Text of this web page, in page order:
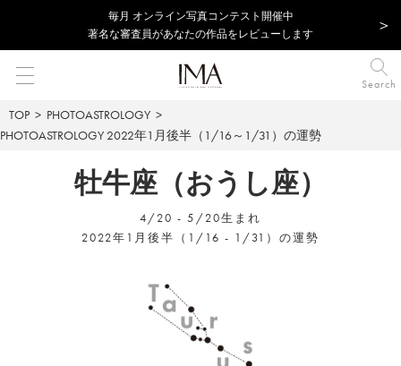
毎⽉ オンライン写真コンテスト開催中
著名な審査員があなたの作品をレビューします
Search
TOP
PHOTOASTROLOGY
PHOTOASTROLOGY 2022年1月後半（1/16～1/31）の運勢
牡牛座（おうし座）
4/20 - 5/20生まれ
2022年1月後半（1/16 - 1/31）の運勢